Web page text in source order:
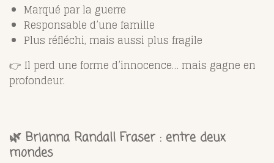
Marqué par la guerre
Responsable d’une famille
Plus réfléchi, mais aussi plus fragile
👉 Il perd une forme d’innocence… mais gagne en
profondeur.
🌿 Brianna Randall Fraser : entre deux
mondes